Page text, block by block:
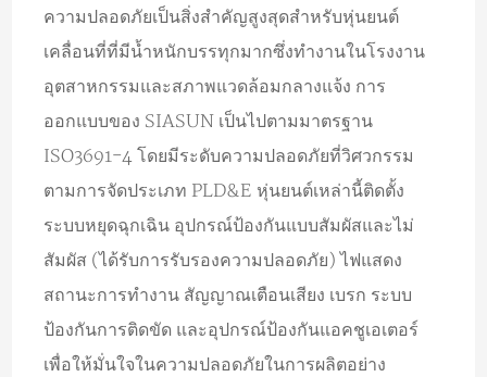
ความปลอดภัยเป็นสิ่งสำคัญสูงสุดสำหรับหุ่นยนต์
เคลื่อนที่ที่มีน้ำหนักบรรทุกมากซึ่งทำงานในโรงงาน
อุตสาหกรรมและสภาพแวดล้อมกลางแจ้ง การ
ออกแบบของ SIASUN เป็นไปตามมาตรฐาน
ISO3691-4 โดยมีระดับความปลอดภัยที่วิศวกรรม
ตามการจัดประเภท PLD&E หุ่นยนต์เหล่านี้ติดตั้ง
ระบบหยุดฉุกเฉิน อุปกรณ์ป้องกันแบบสัมผัสและไม่
สัมผัส (ได้รับการรับรองความปลอดภัย) ไฟแสดง
สถานะการทำงาน สัญญาณเตือนเสียง เบรก ระบบ
ป้องกันการติดขัด และอุปกรณ์ป้องกันแอคชูเอเตอร์
เพื่อให้มั่นใจในความปลอดภัยในการผลิตอย่าง